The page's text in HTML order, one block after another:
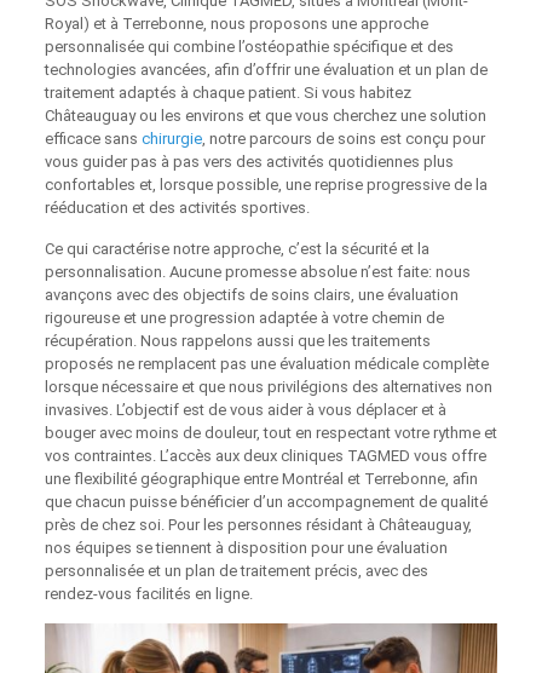
Royal) et à Terrebonne, nous proposons une approche
personnalisée qui combine l’ostéopathie spécifique et des
technologies avancées, afin d’offrir une évaluation et un plan de
traitement adaptés à chaque patient. Si vous habitez
Châteauguay ou les environs et que vous cherchez une solution
efficace sans chirurgie, notre parcours de soins est conçu pour
vous guider pas à pas vers des activités quotidiennes plus
confortables et, lorsque possible, une reprise progressive de la
rééducation et des activités sportives.
Ce qui caractérise notre approche, c’est la sécurité et la
personnalisation. Aucune promesse absolue n’est faite: nous
avançons avec des objectifs de soins clairs, une évaluation
rigoureuse et une progression adaptée à votre chemin de
récupération. Nous rappelons aussi que les traitements
proposés ne remplacent pas une évaluation médicale complète
lorsque nécessaire et que nous privilégions des alternatives non
invasives. L’objectif est de vous aider à vous déplacer et à
bouger avec moins de douleur, tout en respectant votre rythme et
vos contraintes. L’accès aux deux cliniques TAGMED vous offre
une flexibilité géographique entre Montréal et Terrebonne, afin
que chacun puisse bénéficier d’un accompagnement de qualité
près de chez soi. Pour les personnes résidant à Châteauguay,
nos équipes se tiennent à disposition pour une évaluation
personnalisée et un plan de traitement précis, avec des
rendez‑vous facilités en ligne.